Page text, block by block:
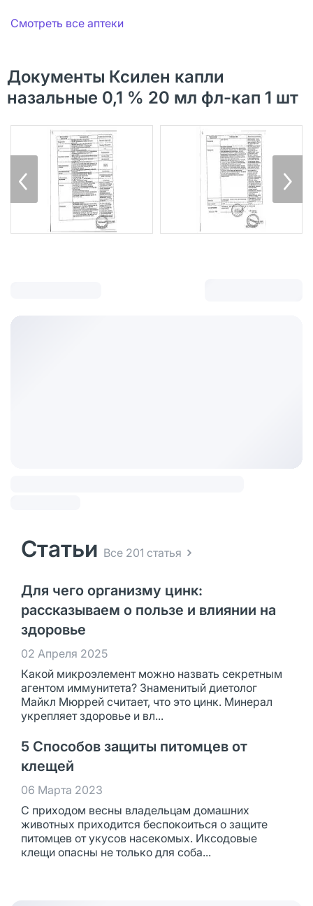
Смотреть все аптеки
Документы Ксилен капли
назальные 0,1 % 20 мл фл-кап 1 шт
Статьи Все 201 статья
Для чего организму цинк:
рассказываем о пользе и влиянии на
здоровье
02 Апреля 2025
Какой микроэлемент можно назвать секретным
агентом иммунитета? Знаменитый диетолог
Майкл Мюррей считает, что это цинк. Минерал
укрепляет здоровье и вл...
5 Способов защиты питомцев от
клещей
06 Марта 2023
С приходом весны владельцам домашних
животных приходится беспокоиться о защите
питомцев от укусов насекомых. Иксодовые
клещи опасны не только для соба...